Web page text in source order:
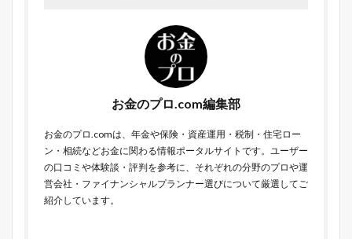
お金のプロ.com編集部
お金のプロ.comは、年金や保険・資産運用・税制・住宅ロー
ン・相続などお金に関わる情報ポータルサイトです。ユーザー
の口コミや体験談・評判を参考に、それぞれの分野のプロや運
営会社・ファイナンシャルプランナー選びについて厳選してご
紹介しています。